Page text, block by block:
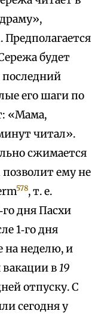
будет
последний
его шаги по
«Мама,
читал».
сжимается
ему не
578, т. е.
дня Пасхи
1‑го дня
на неделю, и
в19
отпуску. С
сегодня у